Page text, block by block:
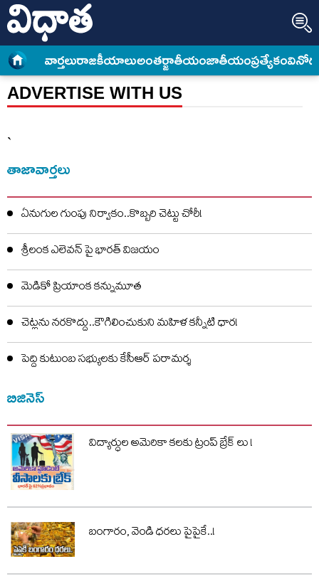
వార్త‌లురాజకీయాలుఅంత‌ర్జాతీయంజాతీయంప్రత్యేకం
TELUGU NEWS» ADVERTISE WITH US
ADVERTISE WITH US
`
తాజావార్తలు
ఏనుగుల గుంపు నిర్వాకం..కొబ్బరి చెట్టు చోరీ!
శ్రీలంక ఎలెవన్‌ పై భారత్ విజయం
మెడికో ప్రియాంక కన్నుమూత
చెట్లను నరకొద్దు..కౌగిలించుకుని మహిళ కన్నీటి ధార!
పెద్ది కుటుంబ సభ్యులకు కేసీఆర్ పరామర్శ
బిజినెస్
విద్యార్ధుల అమెరికా కలకు ట్రంప్ బ్రేక్ లు !
బంగారం, వెండి ధరలు పైపైకే..!